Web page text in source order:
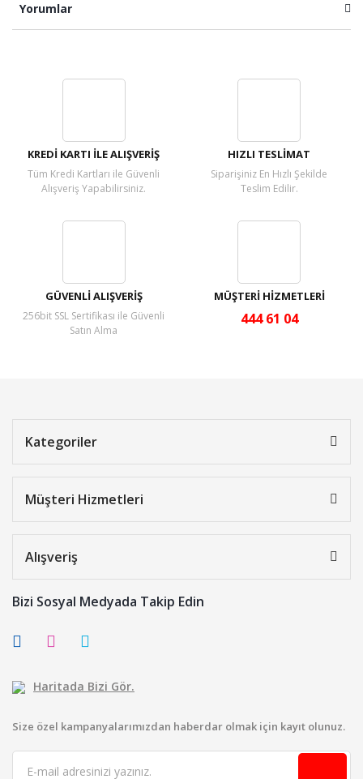
Yorumlar
KREDİ KARTI İLE ALIŞVERİŞ
Tüm Kredi Kartları ile Güvenli
Alışveriş Yapabilirsiniz.
HIZLI TESLİMAT
Siparişiniz En Hızlı Şekilde
Teslim Edilir.
GÜVENLİ ALIŞVERİŞ
256bit SSL Sertifikası ile Güvenli
Satın Alma
MÜŞTERİ HİZMETLERİ
444 61 04
Kategoriler
Müşteri Hizmetleri
Alışveriş
Bizi Sosyal Medyada Takip Edin
Haritada Bizi Gör.
Size özel kampanyalarımızdan haberdar olmak için kayıt olunuz.